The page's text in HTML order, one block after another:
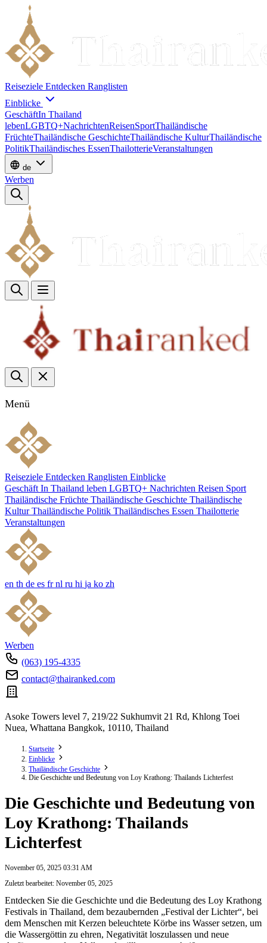
Reiseziele Entdecken Ranglisten
Einblicke
GeschäftIn Thailand
lebenLGBTQ+NachrichtenReisenSportThailändische
FrüchteThailändische GeschichteThailändische KulturThailändische
PolitikThailändisches EssenThailotterieVeranstaltungen
de
Werben
Menü
Reiseziele Entdecken Ranglisten Einblicke
Geschäft In Thailand leben LGBTQ+ Nachrichten Reisen Sport
Thailändische Früchte Thailändische Geschichte Thailändische
Kultur Thailändische Politik Thailändisches Essen Thailotterie
Veranstaltungen
en th de es fr nl ru hi ja ko zh
Werben
(063) 195-4335
contact@thairanked.com
Asoke Towers level 7, 219/22 Sukhumvit 21 Rd, Khlong Toei
Nuea, Whattana Bangkok, 10110, Thailand
Startseite
Einblicke
Thailändische Geschichte
Die Geschichte und Bedeutung von Loy Krathong: Thailands Lichterfest
Die Geschichte und Bedeutung von
Loy Krathong: Thailands
Lichterfest
November 05, 2025 03:31 AM
Zuletzt bearbeitet: November 05, 2025
Entdecken Sie die Geschichte und die Bedeutung des Loy Krathong
Festivals in Thailand, dem bezaubernden „Festival der Lichter“, bei
dem Menschen mit Kerzen beleuchtete Körbe ins Wasser setzen, um
die Wassergöttin zu ehren, Negativität loszulassen und neue